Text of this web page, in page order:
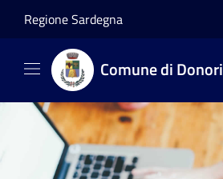
Regione Sardegna
Comune di Donori